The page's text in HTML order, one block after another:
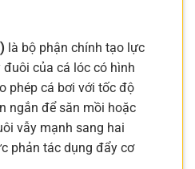
là bộ phận chính tạo lực
của cá lóc có hình
phép cá bơi với tốc độ
ngắn để săn mồi hoặc
vẫy mạnh sang hai
phản tác dụng đẩy cơ